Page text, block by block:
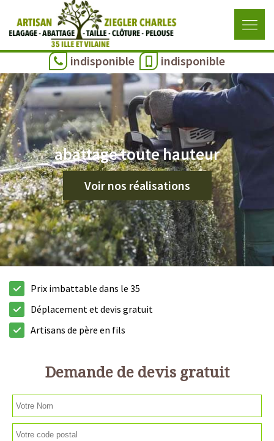
indisponible indisponible
abattage toute hauteur
Voir nos réalisations
Prix imbattable dans le 35
Déplacement et devis gratuit
Artisans de père en fils
Demande de devis gratuit